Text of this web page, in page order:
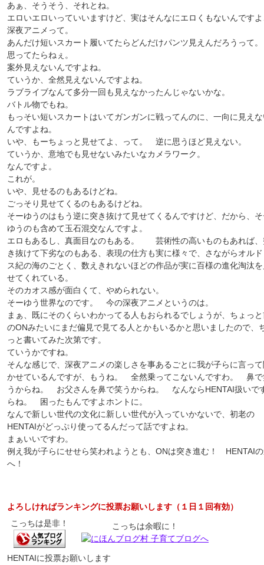
あぁ、そうそう、それとね。
エロいエロいっていいますけど、実はそんなにエロくもないんです
深夜アニメって。
あんだけ短いスカート履いてたらどんだけパンツ見えんだろうって。
思ってたらねぇ。
案外見えないんですよね。
ていうか、全然見えないんですよね。
ラブライブなんて多分一回も見えなかったんじゃないかな。
バトル物でもね。
もっそい短いスカートはいてガンガンに戦ってんのに、一向に見え
んですよね。
いや、もーちょっと見せてよ、って。 逆に思うほど見えない。
ていうか、意地でも見せないみたいなカメラワーク。
なんですよ。
これが。
いや、見せるのもあるけどね。
ごっそり見せてくるのもあるけどね。
そーゆうのはもう逆に突き抜けて見せてくるんですけど、だから、
ゆうのも含めて玉石混交なんですよ。
エロもあるし、真面目なのもある。 芸術性の高いものもあれば、
き抜けて下劣なのもある、表現の仕方も実に様々で、さながらオル
ス紀の海のごとく、数えきれないほどの作品が実に百様の進化淘汰
せてくれている。
そのカオス感が面白くて、やめられない。
そーゆう世界なのです。 今の深夜アニメというのは。
まぁ、既にそのくらいわかってる人もおられるでしょうが、ちょっ
のONみたいにまだ偏見で見てる人とかもいるかと思いましたので、
っと書いてみた次第です。
ていうかですね。
そんな感じで、深夜アニメの楽しさを事あるごとに我が子らに言っ
かせているんですが、もうね。 全然乗ってこないんですわ。 鼻で
うからね。 お父さんを鼻で笑うからね。 なんならHENTAI扱いで
らね。 困ったもんですよホントに。
なんで新しい世代の文化に新しい世代が入っていかないで、初老の
HENTAIがどっぷり使ってるんだって話ですよね。
まぁいいですわ。
例え我が子らにせせら笑われようとも、ONは突き進む！ HENTAI
へ！
よろしければランキングに投票お願いします（１日１回有効）
こっちは是非！
こっちは余暇に！
HENTAIに投票お願いします